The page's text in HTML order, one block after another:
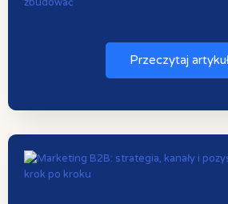
Przeczytaj